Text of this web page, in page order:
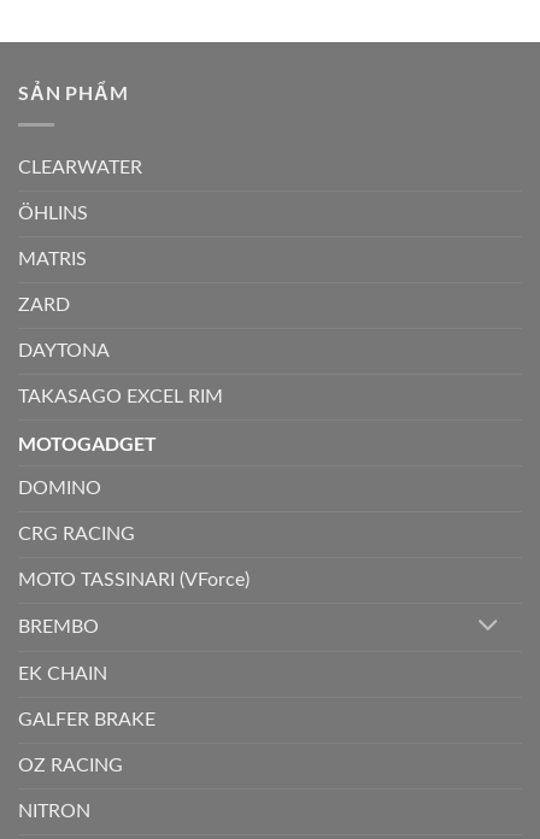
SẢN PHẨM
CLEARWATER
ÖHLINS
MATRIS
ZARD
DAYTONA
TAKASAGO EXCEL RIM
MOTOGADGET
DOMINO
CRG RACING
MOTO TASSINARI (VForce)
BREMBO
EK CHAIN
GALFER BRAKE
OZ RACING
NITRON